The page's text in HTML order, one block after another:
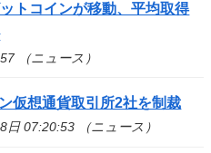
トコインが移動、平均取得
（ニュース）
仮想通貨取引所2社を制裁
日 07:20:53 （ニュース）